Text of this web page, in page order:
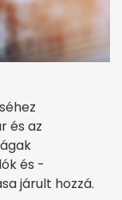
és az
és -
járult hozzá.